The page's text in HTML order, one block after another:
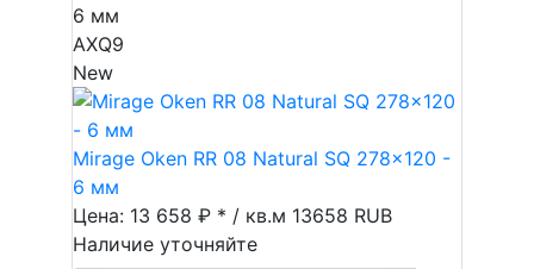
6 мм
AXQ9
New
Mirage Oken RR 08 Natural SQ 278x120 -
6 мм
Цена: 13 658 ₽ * / кв.м 13658 RUB
Наличие уточняйте